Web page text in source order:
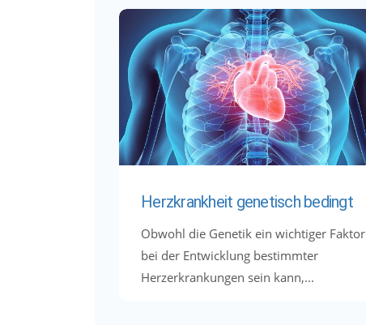
Herzkrankheit genetisch bedingt
Obwohl die Genetik ein wichtiger Faktor
bei der Entwicklung bestimmter
Herzerkrankungen sein kann,...